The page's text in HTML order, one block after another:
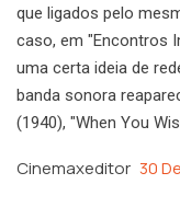
que ligados pelo
caso, em "Encontros
uma certa ideia de
banda sonora
(1940), "When You
Cinemaxeditor 30